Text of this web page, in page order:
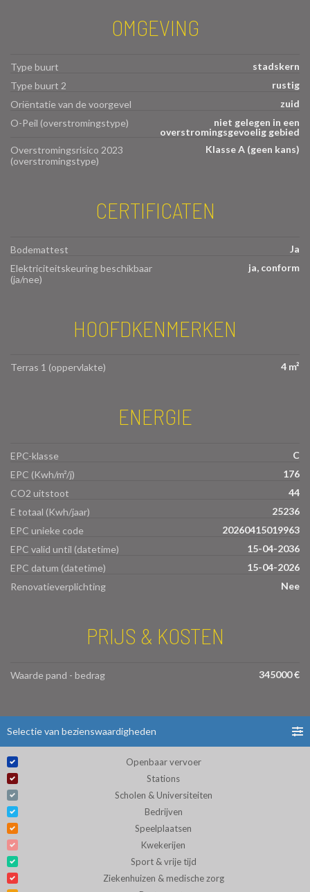
OMGEVING
Type buurt
stadskern
Type buurt 2
rustig
Oriëntatie van de voorgevel
zuid
O-Peil (overstromingstype)
niet gelegen in een
overstromingsgevoelig gebied
Overstromingsrisico 2023
(overstromingstype)
Klasse A (geen kans)
CERTIFICATEN
Bodemattest
Ja
Elektriciteitskeuring beschikbaar
(ja/nee)
ja, conform
HOOFDKENMERKEN
Terras 1 (oppervlakte) 4 m²
ENERGIE
EPC-klasse
C
EPC (Kwh/m²/j)
176
CO2 uitstoot
44
E totaal (Kwh/jaar)
25236
EPC unieke code
20260415019963
EPC valid until (datetime)
15-04-2036
EPC datum (datetime)
15-04-2026
Renovatieverplichting
Nee
PRIJS & KOSTEN
Waarde pand - bedrag 345000 €
Selectie van bezienswaardigheden
Openbaar vervoer
Stations
Scholen & Universiteiten
Bedrijven
Speelplaatsen
Kwekerijen
Sport & vrije tijd
Ziekenhuizen & medische zorg